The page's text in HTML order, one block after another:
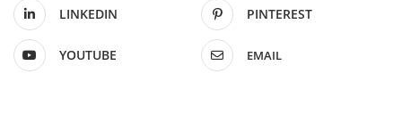
LINKEDIN PINTEREST
YOUTUBE EMAIL